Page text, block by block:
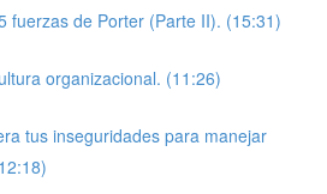
fuerzas de Porter (Parte II). (15:31)
organizacional. (11:26)
tus inseguridades para manejar